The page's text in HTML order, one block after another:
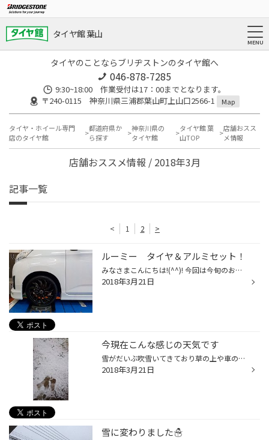
タイヤ館 葉山
タイヤのことならブリヂストンのタイヤ館へ
046-878-7285
9:30~18:00 作業受付は17：00までとなります。
〒240-0115 神奈川県三浦郡葉山町上山口2566-1
Map
タイヤ・ホイール専門
店のタイヤ館
都道府県か
ら探す
神奈川県の
タイヤ館
タイヤ館 葉
山TOP
店舗おスス
メ情報
店舗おススメ情報 / 2018年3月
記事一覧
< 1 2 >
ルーミー タイヤ＆アルミセット！
みなさまこんにちは!(^^)! 今回は今旬のお車！ルーミーでの１６インチ装着です！ タイヤ プレイズＰＸ １９５／４５ Ｒ１６ アルミ ワーウィックハーベル １６Ｘ６０ ４ １００ ４３ カラーはブラック＆ブラッククリアポリッシュ アライメントでバッチリ♪ ご購入ありがとうございました！
2018年3月21日
今現在こんな感じの天気です
雪がだいぶ吹雪いてきており草の上や車の上にも薄っすら積もってきております☃ 道路はまだ大丈夫ですが、これからが心配ですね(｡ŏ_ŏ)
2018年3月21日
雪に変わりました☃️